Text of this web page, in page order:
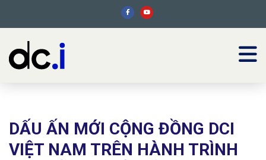
DẤU ẤN MỚI CỘNG ĐỒNG DCI
VIỆT NAM TRÊN HÀNH TRÌNH